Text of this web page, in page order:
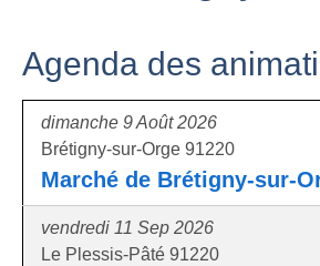
Agenda des
dimanche 9 Août 2026
Brétigny-sur-Orge 91220
Marché de Brétigny-sur-
vendredi 11 Sep 2026
Le Plessis-Pâté 91220